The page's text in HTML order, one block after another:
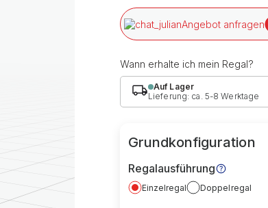
Angebot anfragen
Wann erhalte ich mein Regal?
Auf Lager
Lieferung: ca. 5-8 Werktage
Grundkonfiguration
Regalausführung
Einzelregal Doppelregal